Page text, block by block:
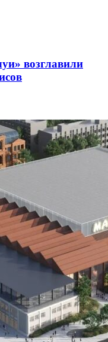
возглавили